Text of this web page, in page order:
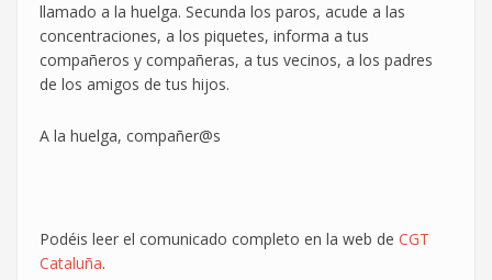
llamado a la huelga. Secunda los paros, acude a las
concentraciones, a los piquetes, informa a tus
compañeros y compañeras, a tus vecinos, a los padres
de los amigos de tus hijos.
A la huelga, compañer@s
Podéis leer el comunicado completo en la web de CGT
Cataluña.